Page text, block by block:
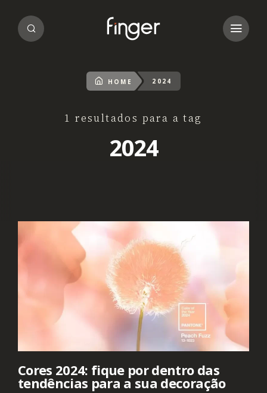
HOME 2024
1 resultados para a tag
2024
Cores 2024: fique por dentro das
tendências para a sua decoração